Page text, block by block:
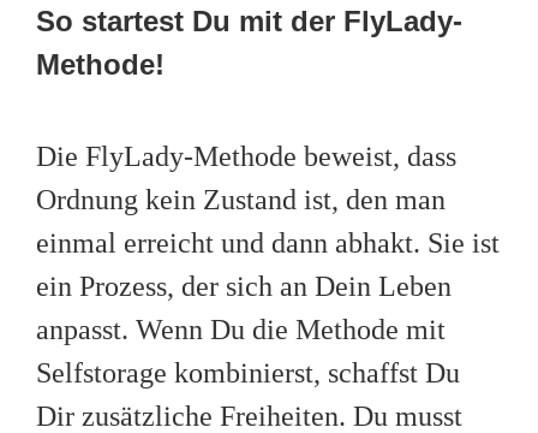
So startest Du mit der FlyLady-
Methode!
Die FlyLady-Methode beweist, dass
Ordnung kein Zustand ist, den man
einmal erreicht und dann abhakt. Sie ist
ein Prozess, der sich an Dein Leben
anpasst. Wenn Du die Methode mit
Selfstorage kombinierst, schaffst Du
Dir zusätzliche Freiheiten. Du musst